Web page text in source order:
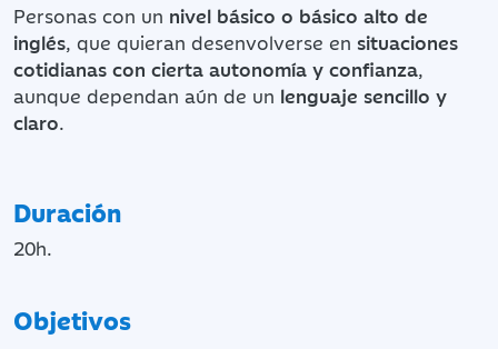
Personas con un nivel básico o básico alto de
inglés, que quieran desenvolverse en situaciones
cotidianas con cierta autonomía y confianza,
aunque dependan aún de un lenguaje sencillo y
claro.
Duración
20h.
Objetivos